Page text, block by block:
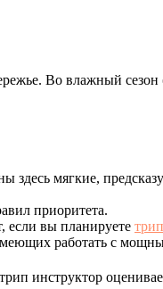
Во влажный
мягкие,
приоритета.
если вы планируете
работать с
инструктор